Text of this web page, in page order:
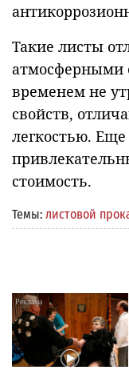
Такие листы
атмосферными
временем не
свойств,
легкостью.
стоимость.
Темы: листовой